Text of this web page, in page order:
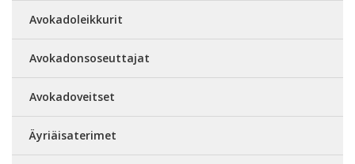
Avokadoleikkurit
Avokadonsoseuttajat
Avokadoveitset
Äyriäisaterimet